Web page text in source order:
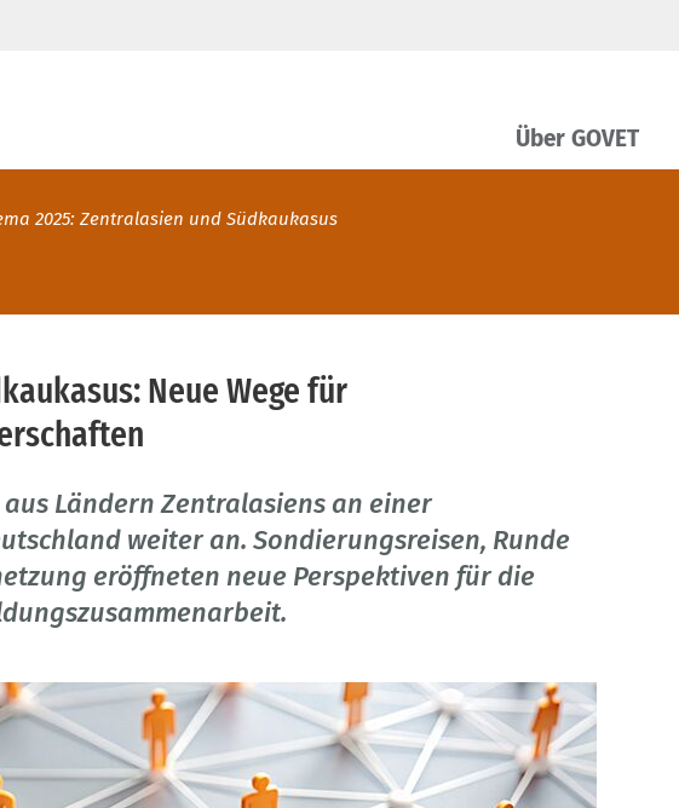
Über GOVET
2025: Zentralasien und Südkaukasus
Neue Wege für
Ländern Zentralasiens an einer
weiter an. Sondierungsreisen, Runde
eröffneten neue Perspektiven für die